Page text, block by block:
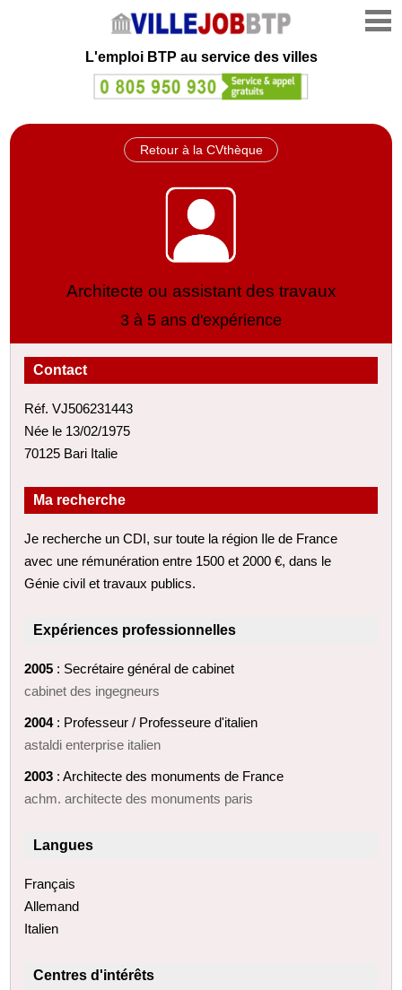
L'emploi BTP au service des villes
Retour à la CVthèque
Architecte ou assistant des travaux
3 à 5 ans d'expérience
Contact
Réf. VJ506231443
Née le 13/02/1975
70125 Bari Italie
Ma recherche
Je recherche un CDI, sur toute la région Ile de France
avec une rémunération entre 1500 et 2000 €, dans le
Génie civil et travaux publics.
Expériences professionnelles
2005 : Secrétaire général de cabinet
cabinet des ingegneurs
2004: Professeur / Professeure d'italien
astaldi enterprise italien
2003 : Architecte des monuments de France
achm. architecte des monuments paris
Langues
Français
Allemand
Italien
Centres d'intérêts